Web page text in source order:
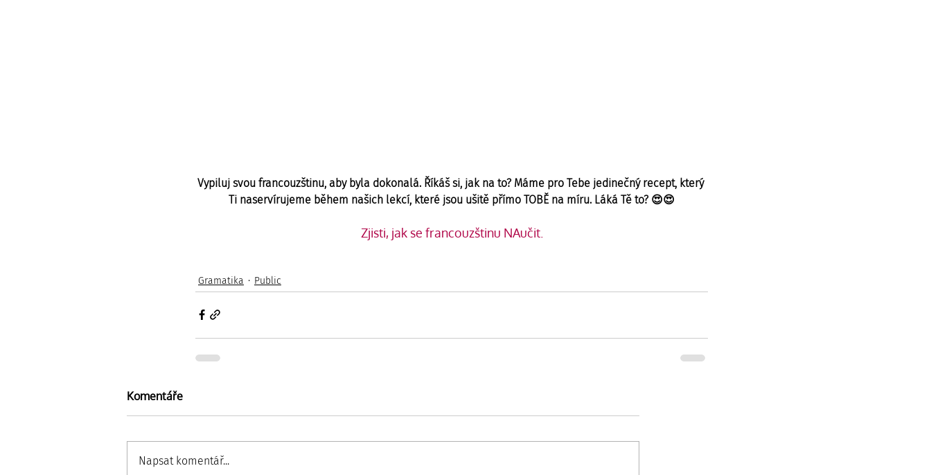
Vypiluj svou francouzštinu, aby byla dokonalá. Říkáš si, jak na to? Máme pro Tebe jedinečný recept, který
Ti naservírujeme během našich lekcí, které jsou ušitě přímo TOBĚ na míru. Láká Tě to? 😍😍
Zjisti, jak se francouzštinu NAučit.
Gramatika Public
Komentáře
Napsat komentář...